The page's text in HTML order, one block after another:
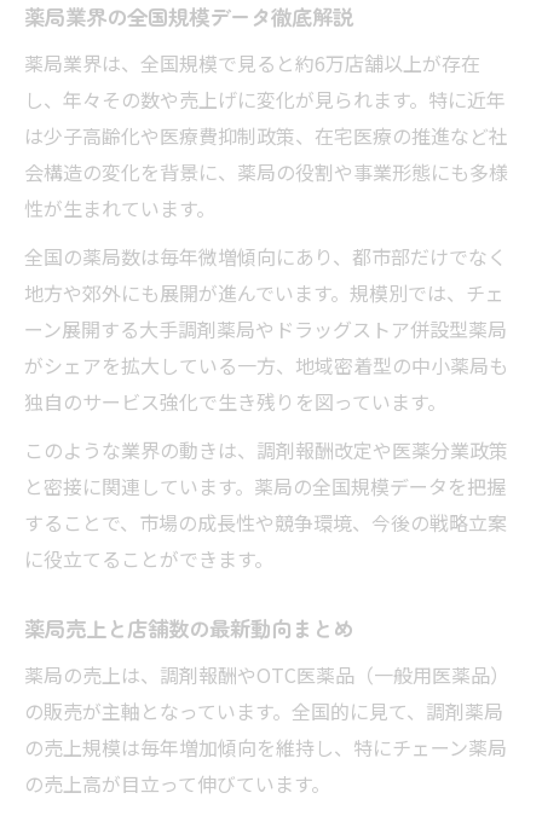
薬局売上・店舗数全国の実態を探る
主要薬局企業ランキングの分析結果
調剤薬局のランキング事情まとめ
調剤薬局ランキングの見方と選び方
薬局売上ランキングで分かる企業力
大手ドラッグストア企業ランキング比較
調剤薬局会社ランキングから見る勢力図
成長を続ける薬局業界の背景に迫る
薬局業界成長の背景と全国動向分析
調剤薬局店舗数増加の要因とは何か
売上ランキングから見る成長戦略の差
大手薬局の事業拡大と市場シェア推移
ドラッグストア大手の業界影響力を考察
薬局ランキングが示す業界の最新像
調剤薬局売上ランキングの意義を解説
店舗数ランキングが表す勢力変化分析
ドラッグストアランキングとの比較視点
薬局業界の全国規模データ徹底解説
薬局業界は、全国規模で見ると約6万店舗以上が存在
し、年々その数や売上げに変化が見られます。特に近年
は少子高齢化や医療費抑制政策、在宅医療の推進など社
会構造の変化を背景に、薬局の役割や事業形態にも多様
性が生まれています。
全国の薬局数は毎年微増傾向にあり、都市部だけでなく
地方や郊外にも展開が進んでいます。規模別では、チェ
ーン展開する大手調剤薬局やドラッグストア併設型薬局
がシェアを拡大している一方、地域密着型の中小薬局も
独自のサービス強化で生き残りを図っています。
このような業界の動きは、調剤報酬改定や医薬分業政策
と密接に関連しています。薬局の全国規模データを把握
することで、市場の成長性や競争環境、今後の戦略立案
に役立てることができます。
薬局売上と店舗数の最新動向まとめ
薬局の売上は、調剤報酬やOTC医薬品（一般用医薬品）
の販売が主軸となっています。全国的に見て、調剤薬局
の売上規模は毎年増加傾向を維持し、特にチェーン薬局
の売上高が目立って伸びています。